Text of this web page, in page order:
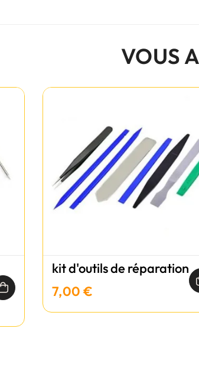
VOUS
kit d'outils de réparation
7,00 €